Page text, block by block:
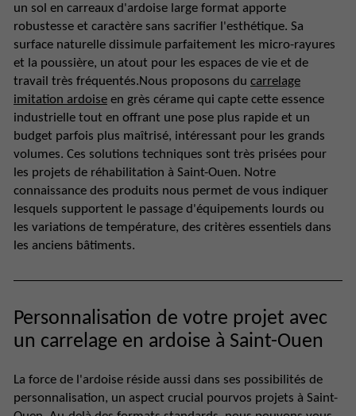
un sol en carreaux d'ardoise large format apporte
robustesse et caractère sans sacrifier l'esthétique. Sa
surface naturelle dissimule parfaitement les micro-rayures
et la poussière, un atout pour les espaces de vie et de
travail très fréquentés.Nous proposons du carrelage
imitation ardoise en grès cérame qui capte cette essence
industrielle tout en offrant une pose plus rapide et un
budget parfois plus maîtrisé, intéressant pour les grands
volumes. Ces solutions techniques sont très prisées pour
les projets de réhabilitation à Saint-Ouen. Notre
connaissance des produits nous permet de vous indiquer
lesquels supportent le passage d'équipements lourds ou
les variations de température, des critères essentiels dans
les anciens bâtiments.
Personnalisation de votre projet avec
un carrelage en ardoise à Saint-Ouen
La force de l'ardoise réside aussi dans ses possibilités de
personnalisation, un aspect crucial pourvos projets à Saint-